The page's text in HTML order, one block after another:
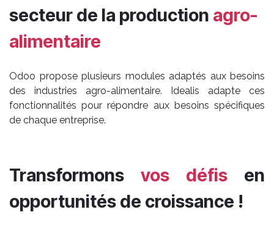
secteur de la production agro-
alimentaire
Odoo propose plusieurs modules adaptés aux besoins
des industries agro-alimentaire. Idealis adapte ces
fonctionnalités pour répondre aux besoins spécifiques
de chaque entreprise.
Transformons vos défis en
opportunités de croissance !